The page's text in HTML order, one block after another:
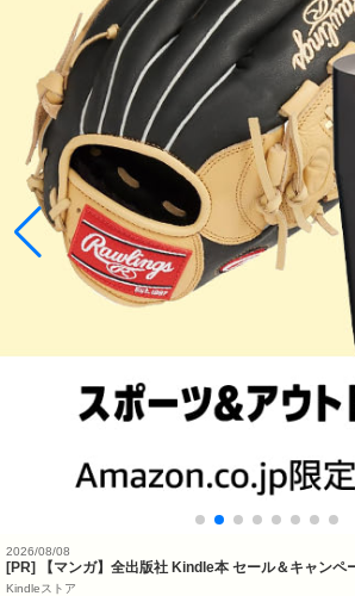
2026/08/08
[PR] 【マンガ】全出版社 Kindle本 セール＆キャンペ
Kindleストア